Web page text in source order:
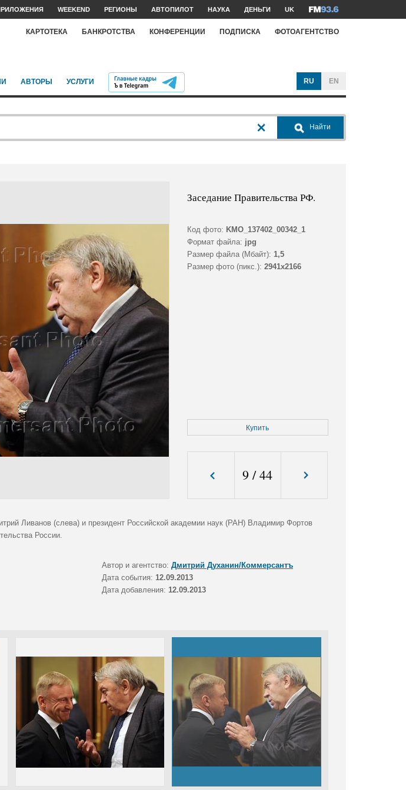
WEEKEND РЕГИОНЫ АВТОПИЛОТ НАУКА ДЕНЬГИ UK
КАРТОТЕКА БАНКРОТСТВА КОНФЕРЕНЦИИ ПОДПИСКА ФОТОАГЕНТСТВО
АВТОРЫ УСЛУГИ RU EN
Найти
Заседание Правительства РФ.
Код фото: KMO_137402_00342_1
Формат файла: jpg
Размер файла (Мбайт): 1,5
Размер фото (пикс.): 2941x2166
Купить
9 /44
Ливанов (слева) и президент Российской академии наук (РАН) Владимир Фортов
России.
Автор и агентство: Дмитрий Духанин/Коммерсантъ
Дата события: 12.09.2013
Дата добавления: 12.09.2013